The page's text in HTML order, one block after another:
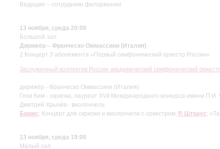
Ведущие – сотрудники филармонии
13 ноября, среда 20:00
Большой зал
Дирижёр – Франческо Оммассини (Италия)
2 Концерт 3 абонемента «Первый симфонический оркестр России»
Заслуженный коллектив России академический симфонический
дирижёр - Франческо Оммассини (Италия)
Гехи Ким - скрипка, лауреат XVII Международного конкурса имени
Дмитрий Хрычёв - виолончель
Брамс: Концерт для скрипки и виолончели с оркестром; Р. Штраус:
13 ноября, среда 19:00
Малый зал